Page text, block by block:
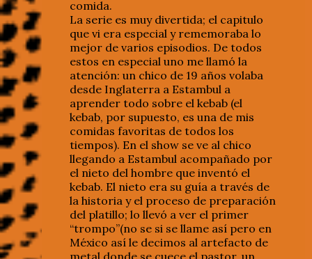
comida.
La serie es muy divertida; el capitulo
que vi era especial y rememoraba lo
mejor de varios episodios. De todos
estos en especial uno me llamó la
atención: un chico de 19 años volaba
desde Inglaterra a Estambul a
aprender todo sobre el kebab (el
kebab, por supuesto, es una de mis
comidas favoritas de todos los
tiempos). En el show se ve al chico
llegando a Estambul acompañado por
el nieto del hombre que inventó el
kebab. El nieto era su guía a través de
la historia y el proceso de preparación
del platillo; lo llevó a ver el primer
“trompo”(no se si se llame así pero en
México así le decimos al artefacto de